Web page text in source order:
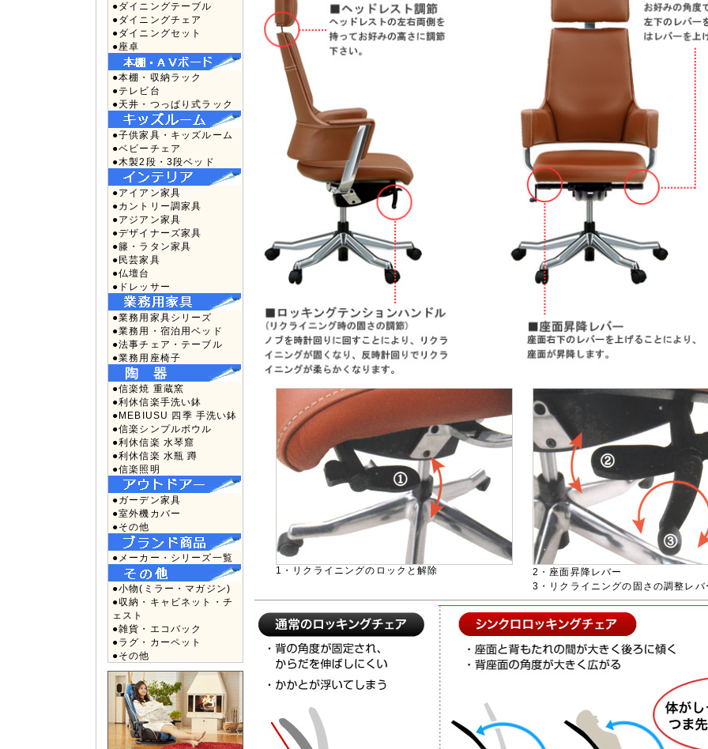
●ダイニングテーブル
●ダイニングチェア
●ダイニングセット
●座卓
●本棚・収納ラック
●テレビ台
●天井・つっぱり式ラック
●子供家具・キッズルーム
●ベビーチェア
●木製2段・3段ベッド
●アイアン家具
●カントリー調家具
●アジアン家具
●デザイナーズ家具
●籐・ラタン家具
●民芸家具
●仏壇台
●ドレッサー
●業務用家具シリーズ
●業務用・宿泊用ベッド
●法事チェア・テーブル
●業務用座椅子
●信楽焼 重蔵窯
●利休信楽手洗い鉢
●MEBIUSU 四季 手洗い鉢
●信楽シンプルボウル
●利休信楽 水琴窟
●利休信楽 水瓶 蹲
●信楽照明
●ガーデン家具
●室外機カバー
●その他
●メーカー・シリーズ一覧
●小物(ミラー・マガジン)
●収納・キャビネット・チ
ェスト
●雑貨・エコバック
●ラグ・カーペット
●その他
1・リクライニングのロックと解除
2・座面昇降レバー
3・リクライニングの固さの調整レバ